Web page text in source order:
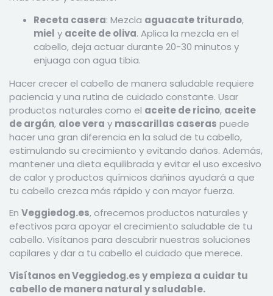
Receta casera: Mezcla aguacate triturado,
miel y aceite de oliva. Aplica la mezcla en el
cabello, deja actuar durante 20-30 minutos y
enjuaga con agua tibia.
Hacer crecer el cabello de manera saludable requiere
paciencia y una rutina de cuidado constante. Usar
productos naturales como el aceite de ricino, aceite
de argán, aloe vera y mascarillas caseras puede
hacer una gran diferencia en la salud de tu cabello,
estimulando su crecimiento y evitando daños. Además,
mantener una dieta equilibrada y evitar el uso excesivo
de calor y productos químicos dañinos ayudará a que
tu cabello crezca más rápido y con mayor fuerza.
En Veggiedog.es, ofrecemos productos naturales y
efectivos para apoyar el crecimiento saludable de tu
cabello. Visítanos para descubrir nuestras soluciones
capilares y dar a tu cabello el cuidado que merece.
Visítanos enVeggiedog.esy empieza a cuidar tu
cabello de manera natural y saludable.